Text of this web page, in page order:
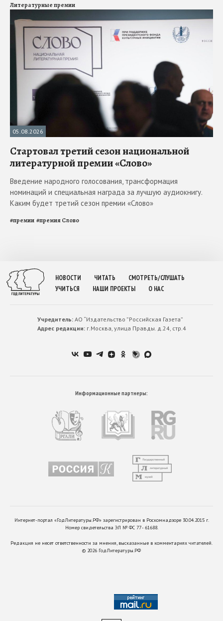
Литературные премии
05.08.2026
Стартовал третий сезон национальной
литературной премии «Слово»
Введение народного голосования, трансформация
номинаций и специальная награда за лучшую аудиокнигу.
Каким будет третий сезон премии «Слово»
#премии #премия Слово
НОВОСТИ ЧИТАТЬ
СМОТРЕТЬ/СЛУШАТЬ
УЧИТЬСЯ
НАШИ ПРОЕКТЫ О НАС
Учредитель:АО “Издательство ”Российская Газета”
Адрес редакции:г.Москва, улица Правды. д.24, стр.4
Информационные партнеры:
Интернет-портал «ГодЛитературы.РФ» зарегистрирован в Роскомнадзоре 30.04.2015 г.
Номер свидетельства ЭЛ № ФС 77 - 61688.
Редакция не несет ответственности за мнения, высказанные в комментариях читателей.
© 2026 ГодЛитературы.РФ